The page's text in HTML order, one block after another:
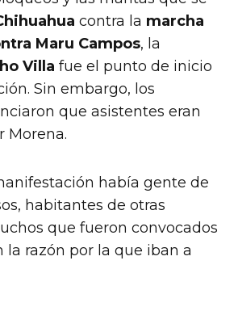
contra la marcha
Maru Campos, la
Villa fue el punto de inicio
Sin embargo, los
que asistentes eran
Morena.
había gente de
habitantes de otras
que fueron convocados
la razón por la que iban a